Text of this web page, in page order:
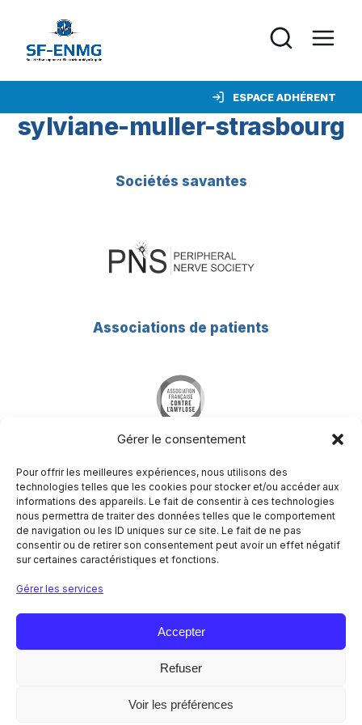
Gérer le consentement
Pour offrir les meilleures expériences, nous utilisons des
technologies telles que les cookies pour stocker et/ou accéder aux
informations des appareils. Le fait de consentir à ces technologies
nous permettra de traiter des données telles que le comportement
de navigation ou les ID uniques sur ce site. Le fait de ne pas
consentir ou de retirer son consentement peut avoir un effet négatif
sur certaines caractéristiques et fonctions.
Gérer les services
Accepter
Refuser
Voir les préférences
ESPACE ADHÉRENT
sylviane-muller-strasbourg
Sociétés savantes
Associations de patients
Société Francophone du Nerf Périphérique
Hôpital Pitié-Salpêtrière
Centre de référence des maladies neuromusculaires
Nord/Est/Ile de France
NOUS CONTACTER